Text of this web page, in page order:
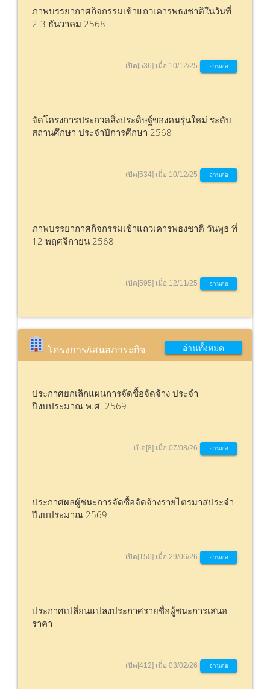
ภาพบรรยากาศกิจกรรมเข้าแถวเคารพธงชาติในวันที่
2-3 ธันวาคม 2568
เปิด[536] เมื่อ 10/12/25 อ่านต่อ
จัดโครงการประกวดสิ่งประดิษฐ์ของคนรุ่นใหม่ ระดับ
สถานศึกษา ประจำปีการศึกษา 2568
เปิด[534] เมื่อ 10/12/25 อ่านต่อ
ภาพบรรยากาศกิจกรรมเข้าแถวเคารพธงชาติ วันพุธ ที่
12 พฤศจิกายน 2568
เปิด[595] เมื่อ 12/11/25 อ่านต่อ
โครงการ/เสนอภาระกิจ อ่านทั้งหมด
ประกาศยกเลิกแผนการจัดซื้อจัดจ้าง ประจำ
ปีงบประมาณ พ.ศ. 2569
เปิด[8] เมื่อ 07/08/26 อ่านต่อ
ประกาศผลผู้ชนะการจัดซื้อจัดจ้างรายไตรมาสประจำ
ปีงบประมาณ 2569
เปิด[150] เมื่อ 29/06/26 อ่านต่อ
ประกาศเปลี่ยนแปลงประกาศรายชื่อผู้ชนะการเสนอ
ราคา
เปิด[412] เมื่อ 03/02/26 อ่านต่อ